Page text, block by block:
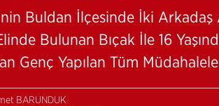
Buldan İlçesinde İki Arkadaş
Bulunan Bıçak İle 16
Genç Yapılan Tüm
BARUNDUK